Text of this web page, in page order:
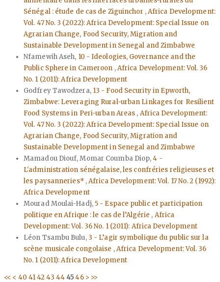
Sénégal : étude de cas de Ziguinchor ,Africa Development:
Vol. 47 No. 3 (2022): Africa Development: Special Issue on
Agrarian Change, Food Security, Migration and
Sustainable Development in Senegal and Zimbabwe
Nfamewih Aseh, 10 - Ideologies, Governance and the
Public Sphere in Cameroon ,Africa Development: Vol. 36
No. 1 (2011): Africa Development
Godfrey Tawodzera, 13 - Food Security in Epworth,
Zimbabwe: Leveraging Rural-urban Linkages for Resilient
Food Systems in Peri-urban Areas , Africa Development:
Vol. 47 No. 3 (2022): Africa Development: Special Issue on
Agrarian Change, Food Security, Migration and
Sustainable Development in Senegal and Zimbabwe
Mamadou Diouf, Momar Coumba Diop,4 -
L'administration sénégalaise, les confréries religieuses et
les paysanneries* ,Africa Development: Vol. 17 No. 2 (1992):
Africa Development
Mourad Moulai-Hadj,5 - Espace public et participation
politique en Afrique : le cas de l’Algérie , Africa
Development: Vol. 36 No. 1 (2011): Africa Development
Léon Tsambu Bulu, 3 - L’agir symbolique du public sur la
scène musicale congolaise ,Africa Development: Vol. 36
No. 1 (2011): Africa Development
<< < 40 4142 43 4445 46 > >>